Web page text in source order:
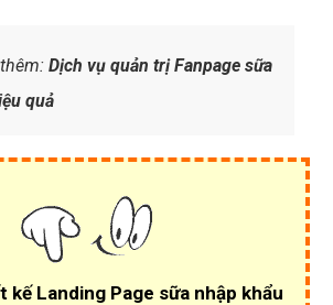
Dịch vụ quản trị Fanpage sữa
quả
kế Landing Page sữa nhập khẩu